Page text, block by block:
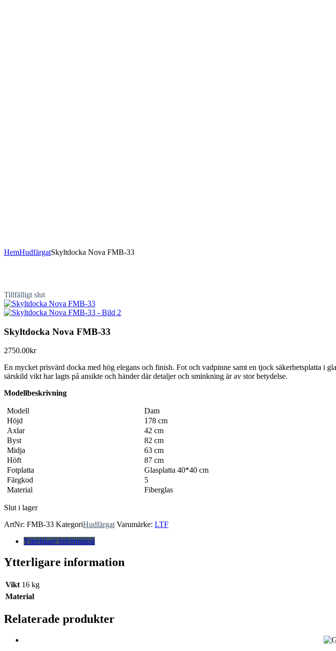
HemHudfärgatSkyltdocka Nova FMB-33
Tillfälligt slut
Skyltdocka Nova FMB-33
2750.00kr
En mycket prisvärd docka med hög elegans och finish. Fot och vadpinne samt en tjock säkerhetsplatta i
särskild vikt har lagts på ansikte och händer där detaljer och sminkning är av stor betydelse.
Modellbeskrivning
Modell
Dam
Höjd
178 cm
Axlar
42 cm
Byst
82 cm
Midja
63 cm
Höft
87 cm
Fotplatta
Glasplatta 40*40 cm
Färgkod
5
Material
Fiberglas
Slut i lager
ArtNr: FMB-33 KategoriHudfärgat Varumärke: LTF
Ytterligare information
Ytterligare information
Vikt 16 kg
Material
Relaterade produkter